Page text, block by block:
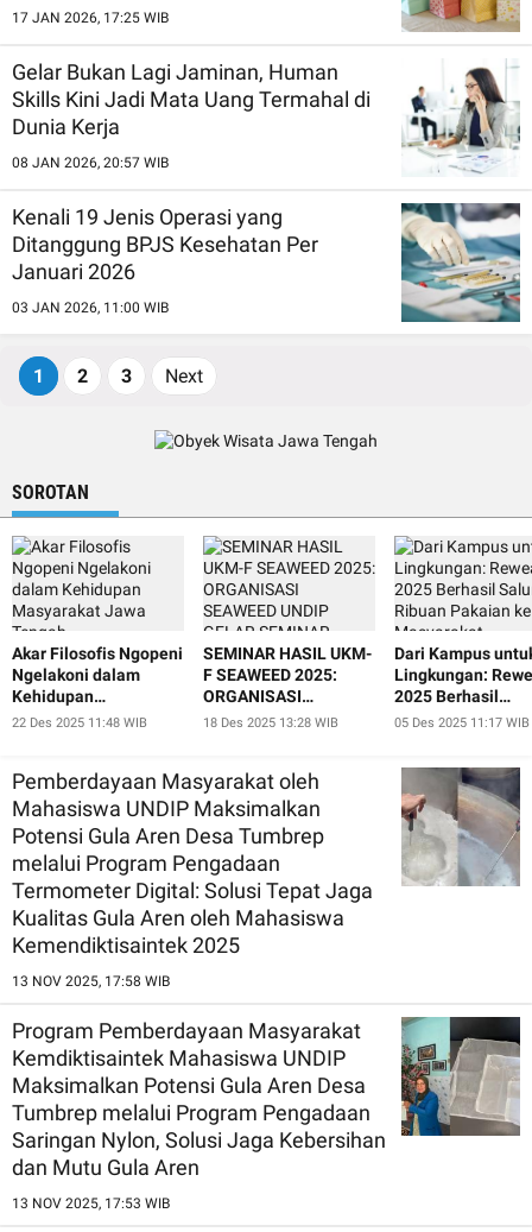
17 JAN 2026, 17:25 WIB
Gelar Bukan Lagi Jaminan, Human
Skills Kini Jadi Mata Uang Termahal di
Dunia Kerja
08 JAN 2026, 20:57 WIB
Kenali 19 Jenis Operasi yang
Ditanggung BPJS Kesehatan Per
Januari 2026
03 JAN 2026, 11:00 WIB
1 2 3 Next
SOROTAN
Akar Filosofis Ngopeni
Ngelakoni dalam
Kehidupan
Masyarakat Jawa
22 Des 2025 11:48 WIB
SEMINAR HASIL UKM-
F SEAWEED 2025:
ORGANISASI
SEAWEED UNDIP
PENELITIAN
BIOTEKNOLOGI DAN
BUDIDAYA RUMPUT
LAUT UNTUK
MENGEMBANGKAN
POTENSI
PEMANFAATAN
RUMPUT LAUT
BERKELANJUTAN
18 Des 2025 13:28 WIB
Dari Kampus
Lingkungan:
2025 Berhasil
Salurkan Ribuan
05 Des 2025 11:17 WIB
Pemberdayaan Masyarakat oleh
Mahasiswa UNDIP Maksimalkan
Potensi Gula Aren Desa Tumbrep
melalui Program Pengadaan
Termometer Digital: Solusi Tepat Jaga
Kualitas Gula Aren oleh Mahasiswa
Kemendiktisaintek 2025
13 NOV 2025, 17:58 WIB
Program Pemberdayaan Masyarakat
Kemdiktisaintek Mahasiswa UNDIP
Maksimalkan Potensi Gula Aren Desa
Tumbrep melalui Program Pengadaan
Saringan Nylon, Solusi Jaga Kebersihan
dan Mutu Gula Aren
13 NOV 2025, 17:53 WIB